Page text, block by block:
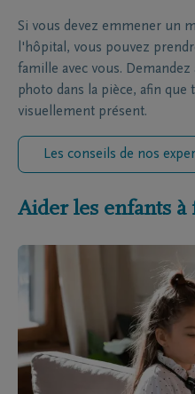
Si vous devez emmener un
l'hôpital, vous pouvez
famille avec vous.
photo dans la pièce, afin
visuellement présent.
Les conseils de nos
Aider les enfants